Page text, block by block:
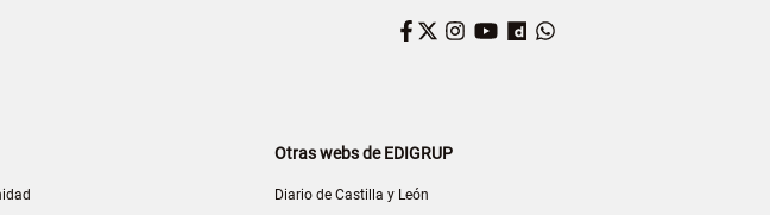
Facebook
Twitter
Instagram
YouTube
Dailymotion
Otras webs de EDIGRUP
Diario de Castilla y León